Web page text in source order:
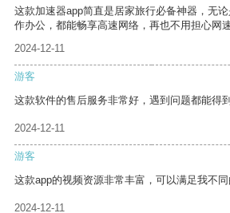
这款加速器app简直是居家旅行必备神器，无
作办公，都能畅享高速网络，再也不用担心网速
2024-12-11
游客
这款软件的售后服务非常好，遇到问题都能得
2024-12-11
游客
这款app的视频资源非常丰富，可以满足我不同
2024-12-11